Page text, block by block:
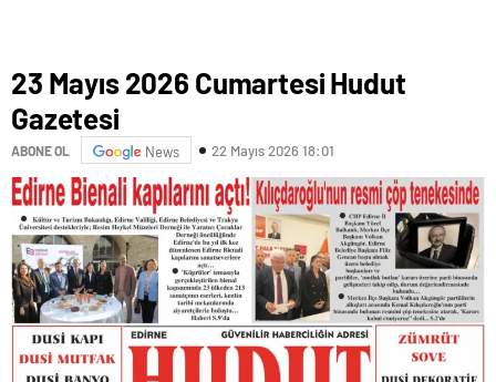
23 Mayıs 2026 Cumartesi Hudut
Gazetesi
ABONE OL News 22 Mayıs 2026 18:01